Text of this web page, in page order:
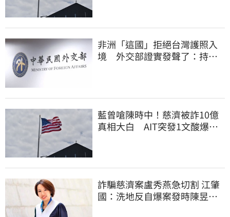
非洲「這國」拒絕台灣護照入
境 外交部證實發聲了：持續
藍曾嗆陳時中！慈濟被詐10億
真相大白 AIT突發1文酸爆…
詐騙慈濟案盧秀燕急切割 江肇
國：洗地反自爆案發時陳昱瑄